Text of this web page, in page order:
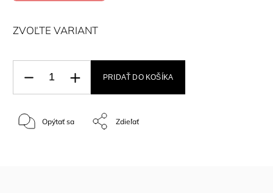
ZVOĽTE VARIANT
PRIDAŤ DO KOŠÍKA
Opýtať sa Zdieľať